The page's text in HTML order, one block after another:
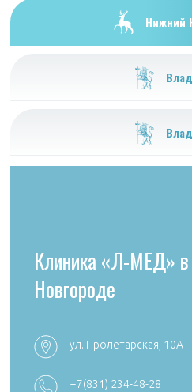
Нижний
+7 (4922) 38-30-00 +7
Клиника «Л-МЕД»
Новгороде
ул. Пролетарская, 10А
+7(831) 234-48-28